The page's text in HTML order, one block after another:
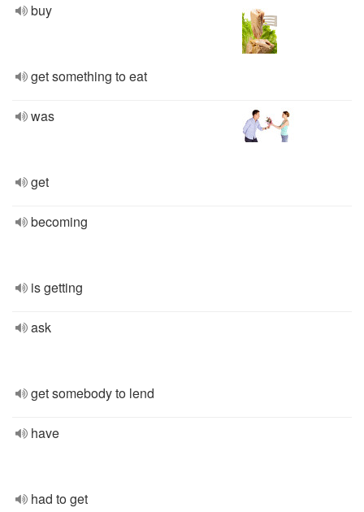
buy
get something to eat
was
get
becoming
is getting
ask
get somebody to lend
have
had to get